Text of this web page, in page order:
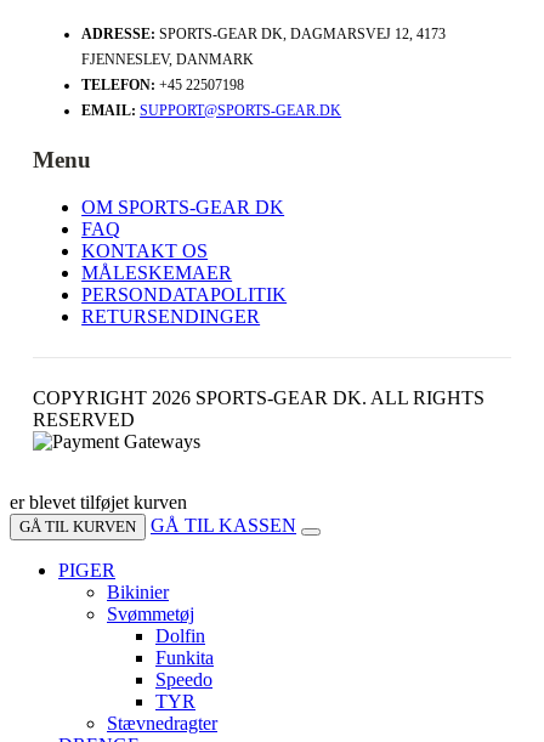
ADRESSE: SPORTS-GEAR DK, DAGMARSVEJ 12, 4173
FJENNESLEV, DANMARK
TELEFON: +45 22507198
EMAIL: SUPPORT@SPORTS-GEAR.DK
Menu
OM SPORTS-GEAR DK
FAQ
KONTAKT OS
MÅLESKEMAER
PERSONDATAPOLITIK
RETURSENDINGER
COPYRIGHT 2026 SPORTS-GEAR DK. ALL RIGHTS
RESERVED
er blevet tilføjet kurven
GÅ TIL KURVEN GÅ TIL KASSEN
PIGER
Bikinier
Svømmetøj
Dolfin
Funkita
Speedo
TYR
Stævnedragter